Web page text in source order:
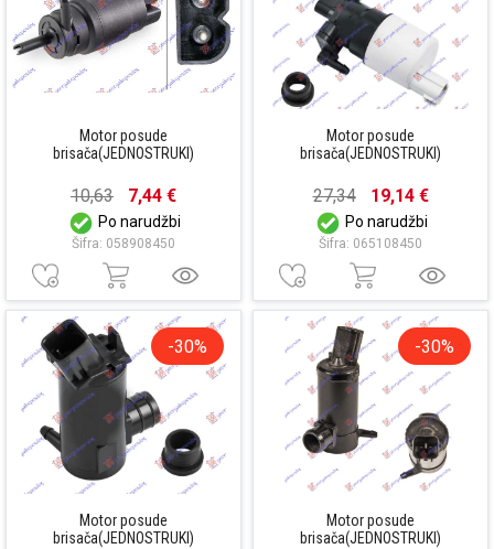
Motor posude
brisača(JEDNOSTRUKI)
10,63 7,44 €
Po narudžbi
Šifra: 058908450
Motor posude
brisača(JEDNOSTRUKI)
27,34 19,14 €
Po narudžbi
Šifra: 065108450
-30%
Motor posude
brisača(JEDNOSTRUKI)
-30%
Motor posude
brisača(JEDNOSTRUKI)